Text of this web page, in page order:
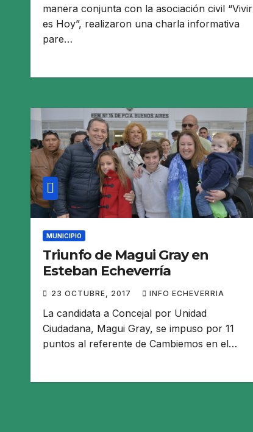
manera conjunta con la asociación civil “Vivir
es Hoy”, realizaron una charla informativa
pare…
MUNICIPIO
Triunfo de Magui Gray en
Esteban Echeverría
23 OCTUBRE, 2017 INFO ECHEVERRIA
La candidata a Concejal por Unidad
Ciudadana, Magui Gray, se impuso por 11
puntos al referente de Cambiemos en el…